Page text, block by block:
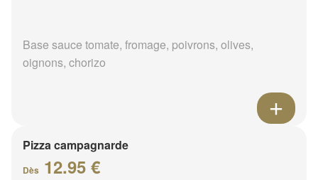
Base sauce tomate, fromage, poivrons, olives,
oignons, chorizo
Pizza campagnarde
Dès 12.95 €